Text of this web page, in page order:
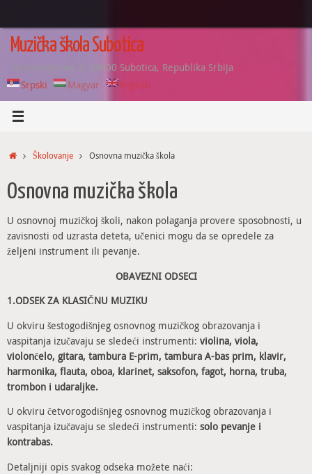
content
Muzička škola Subotica
Štrosmajerova 3, 24000 Subotica, Republika Srbija
Srpski
Magyar English
HomeŠkolovanje Osnovna muzička škola
Osnovna muzička škola
U osnovnoj muzičkoj školi, nakon polaganja provere sposobnosti, u
zavisnosti od uzrasta deteta, učenici mogu da se opredele za
željeni instrument ili pevanje.
OBAVEZNI ODSECI
1.ODSEK ZA KLASIČNU MUZIKU
U okviru šestogodišnjeg osnovnog muzičkog obrazovanja i
vaspitanja izučavaju se sledeći instrumenti: violina, viola,
violončelo, gitara, tambura E-prim, tambura A-bas prim, klavir,
harmonika, flauta, oboa, klarinet, saksofon, fagot, horna, truba,
trombon i udaraljke.
U okviru četvorogodišnjeg osnovnog muzičkog obrazovanja i
vaspitanja izučavaju se sledeći instrumenti: solo pevanje i
kontrabas.
Detaljniji opis svakog odseka možete naći: